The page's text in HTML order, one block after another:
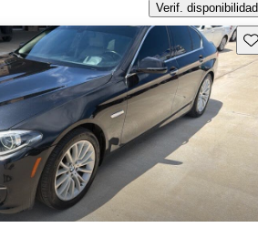
Verif. disponibilidad